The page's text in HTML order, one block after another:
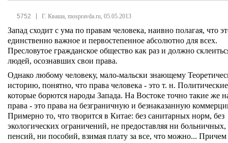
5752 Г. Кваша, mospravda.ru, 05.05.2013
Запад сходит с ума по правам человека, наивно полагая, что
единственно важное и первостепенное абсолютно для всех.
Пресловутое гражданское общество как раз и должно
людей, осознавших свои права.
Однако любому человеку, мало-мальски знающему
историю, понятно, что права человека - это т. н.
которые борются народы Запада. На Востоке точно такие же
права - это права на безграничную и безнаказанную
Примерно то, что творится в Китае: без санитарных норм, без
экологических ограничений, не предоставляя ни
пенсий, ни пособий, взимая плату за все, что можно... Причем